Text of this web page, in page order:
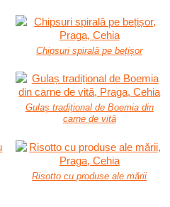
Chipsuri spirală pe bețișor
Gulaș tradițional de Boemia din
carne de vită
Risotto cu produse ale mării